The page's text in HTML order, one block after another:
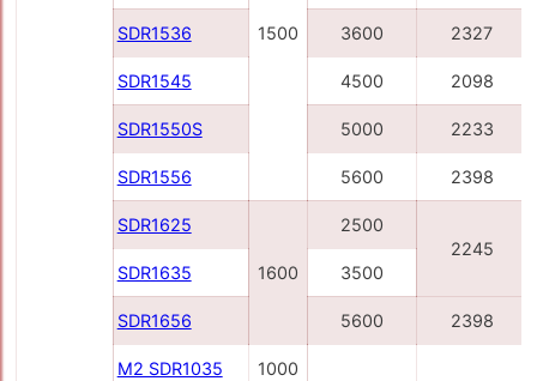
1500
SDR1536 3600 2327
SDR1545 4500 2098
SDR1550S 5000 2233
SDR1556 5600 2398
SDR1625
1600
2500
2245
SDR1635
3500
SDR1656 5600 2398
M2 SDR1035
1000